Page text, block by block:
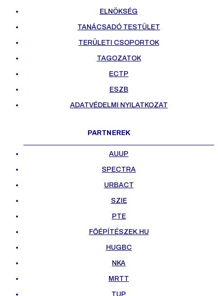
ELNÖKSÉG
TANÁCSADÓ TESTÜLET
TERÜLETI CSOPORTOK
TAGOZATOK
ECTP
ESZB
ADATVÉDELMI NYILATKOZAT
PARTNEREK
AUUP
SPECTRA
URBACT
SZIE
PTE
FŐÉPÍTÉSZEK.HU
HUGBC
NKA
MRTT
TUP